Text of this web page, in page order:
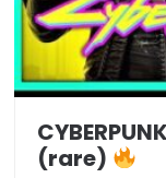
(rare)